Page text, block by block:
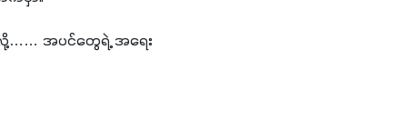
…… အပင်တွေရဲ့ အရေး